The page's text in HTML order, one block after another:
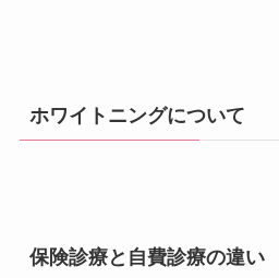
ホワイトニングについて
保険診療と自費診療の違い